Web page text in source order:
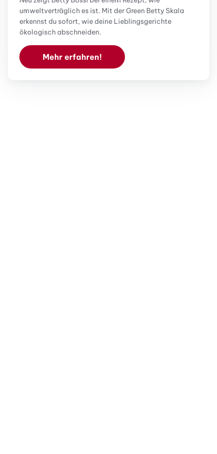
umweltverträglich es ist. Mit der Green Betty Skala
erkennst du sofort, wie deine Lieblingsgerichte
ökologisch abschneiden.
Mehr erfahren!